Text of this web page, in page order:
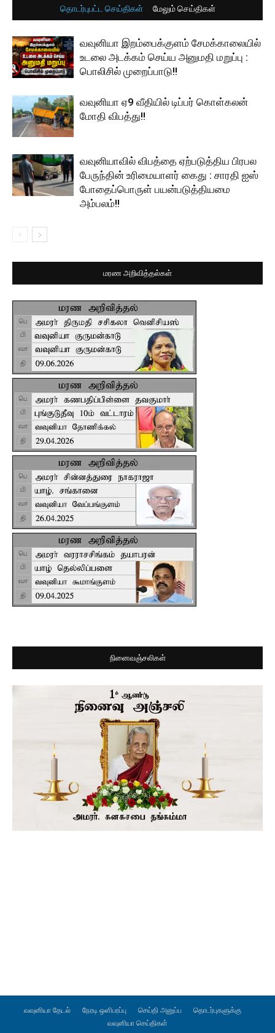
தொடர்புபட்ட செய்திகள் மேலும் செய்திகள்
வவுனியா இறம்பைக்குளம் சேமக்காலையில்
உடலை அடக்கம் செய்ய அனுமதி மறுப்பு :
பொலிசில் முறைப்பாடு!!
வவுனியா ஏ9 வீதியில் டிப்பர் கொள்கலன்
மோதி விபத்து!!
வவுனியாவில் விபத்தை ஏற்படுத்திய பிரபல
பேருந்தின் உரிமையாளர் கைது : சாரதி ஐஸ்
போதைப்பொருள் பயன்படுத்தியமை
அம்பலம்!!
மரண அறிவித்தல்கள்
நினைவஞ்சலிகள்
வவுனியா தேடல் நேரடி ஒளிபரப்பு செய்தி அனுப்ப
தொடர்புகளுக்கு
வவுனியா செய்திகள்